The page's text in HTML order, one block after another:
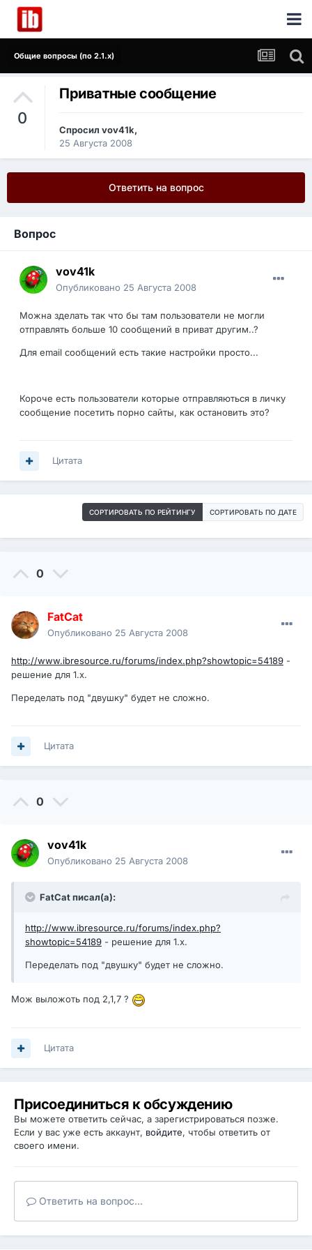
Общие вопросы (по 2.1.x)
0
Приватные сообщение
Спросил vov41k,
25 Августа 2008
Ответить на вопрос
Вопрос
vov41k
Опубликовано 25 Августа 2008
Можна зделать так что бы там пользователи не могли
отправлять больше 10 сообщений в приват другим..?
Для email сообщений есть такие настройки просто...
Короче есть пользователи которые отправляються в личку
сообщение посетить порно сайты, как остановить это?
Цитата
СОРТИРОВАТЬ ПО РЕЙТИНГУ СОРТИРОВАТЬ ПО ДАТЕ
0
FatCat
Опубликовано 25 Августа 2008
http://www.ibresource.ru/forums/index.php?showtopic=54189 -
решение для 1.х.
Переделать под "двушку" будет не сложно.
Цитата
0
vov41k
Опубликовано 25 Августа 2008
FatCat писал(а):
http://www.ibresource.ru/forums/index.php?
showtopic=54189 - решение для 1.х.
Переделать под "двушку" будет не сложно.
Мож выложоть под 2,1,7 ?
Цитата
Присоединиться к обсуждению
Вы можете ответить сейчас, а зарегистрироваться позже.
Если у вас уже есть аккаунт, войдите, чтобы ответить от
своего имени.
Ответить на вопрос...